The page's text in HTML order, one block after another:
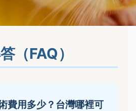
（FAQ）
費用多少？台灣哪裡可